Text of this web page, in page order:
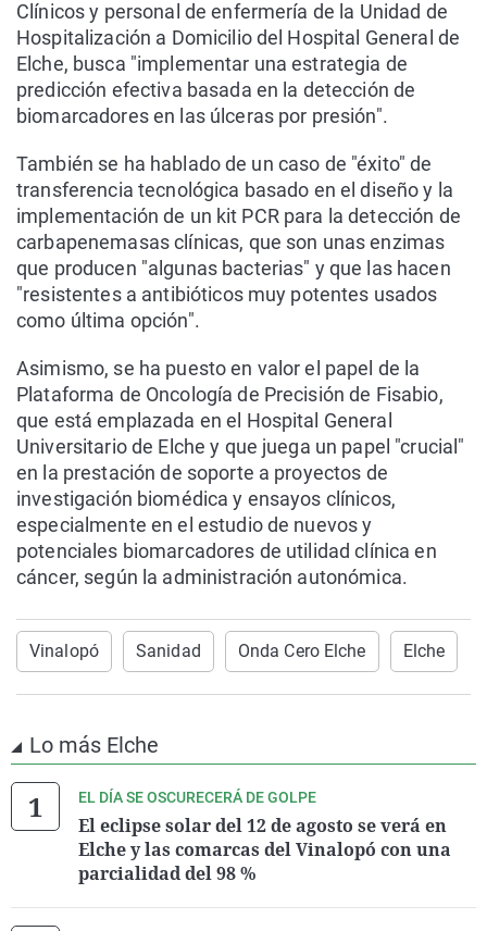
Clínicos y personal de enfermería de la Unidad de
Hospitalización a Domicilio del Hospital General de
Elche, busca "implementar una estrategia de
predicción efectiva basada en la detección de
biomarcadores en las úlceras por presión".
También se ha hablado de un caso de "éxito" de
transferencia tecnológica basado en el diseño y la
implementación de un kit PCR para la detección de
carbapenemasas clínicas, que son unas enzimas
que producen "algunas bacterias" y que las hacen
"resistentes a antibióticos muy potentes usados
como última opción".
Asimismo, se ha puesto en valor el papel de la
Plataforma de Oncología de Precisión de Fisabio,
que está emplazada en el Hospital General
Universitario de Elche y que juega un papel "crucial"
en la prestación de soporte a proyectos de
investigación biomédica y ensayos clínicos,
especialmente en el estudio de nuevos y
potenciales biomarcadores de utilidad clínica en
cáncer, según la administración autonómica.
Vinalopó Sanidad Onda Cero Elche Elche
Lo más Elche
EL DÍA SE OSCURECERÁ DE GOLPE
El eclipse solar del 12 de agosto se verá en
Elche y las comarcas del Vinalopó con una
parcialidad del 98 %